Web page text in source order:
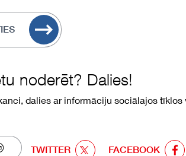
noderēt? Dalies!
dalies ar informāciju sociālajos tīklos
TWITTER FACEBOOK